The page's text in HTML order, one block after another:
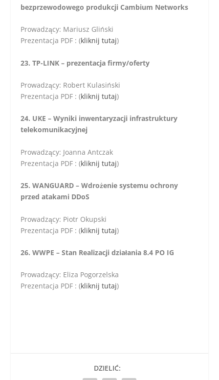
bezprzewodowego produkcji Cambium Networks
Prowadzący: Mariusz Gliński
Prezentacja PDF : (kliknij tutaj)
23. TP-LINK – prezentacja firmy/oferty
Prowadzący: Robert Kulasiński
Prezentacja PDF : (kliknij tutaj)
24. UKE – Wyniki inwentaryzacji infrastruktury
telekomunikacyjnej
Prowadzący: Joanna Antczak
Prezentacja PDF : (kliknij tutaj)
25. WANGUARD – Wdrożenie systemu ochrony
przed atakami DDoS
Prowadzący: Piotr Okupski
Prezentacja PDF : (kliknij tutaj)
26. WWPE – Stan Realizacji działania 8.4 PO IG
Prowadzący: Eliza Pogorzelska
Prezentacja PDF : (kliknij tutaj)
DZIELIĆ: